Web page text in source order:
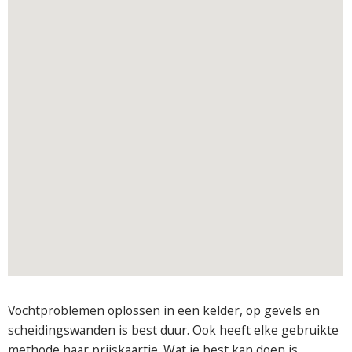
Vochtproblemen oplossen in een kelder, op gevels en
scheidingswanden is best duur. Ook heeft elke gebruikte